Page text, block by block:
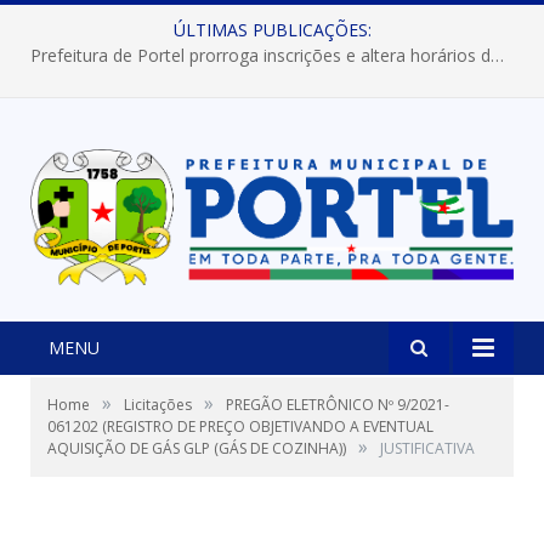
ÚLTIMAS PUBLICAÇÕES:
Prefeitura de Portel prorroga inscrições e altera horários dos concursos “Musa” e “Miss Mix Verão 2026”
MENU
Home » Licitações »
PREGÃO ELETRÔNICO Nº 9/2021-
061202 (REGISTRO DE PREÇO OBJETIVANDO A EVENTUAL
AQUISIÇÃO DE GÁS GLP (GÁS DE COZINHA)) » JUSTIFICATIVA